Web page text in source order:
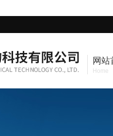
网站
Home